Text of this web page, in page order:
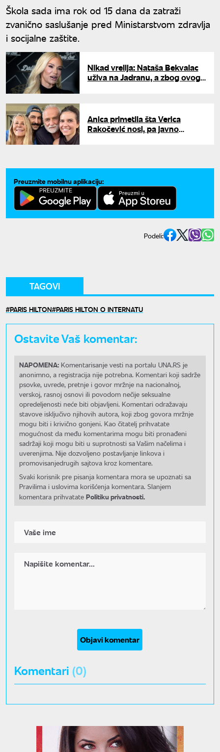
Škola sada ima rok od 15 dana da zatraži
zvanično saslušanje pred Ministarstvom zdravlja
i socijalne zaštite.
Nikad vrelija: Nataša Bekvalac
uživa na Jadranu, a zbog ovog
Anica primetila šta Verica
Rakočević nosi, pa javno
Preuzmite mobilnu aplikaciju:
Podeli:
TAGOVI
PARIS HILTON PARIS HILTON O INTERNATU
Ostavite Vaš komentar:
NAPOMENA: Komentarisanje vesti na portalu UNA.RS je
anonimno, a registracija nije potrebna. Komentari koji sadrže
psovke, uvrede, pretnje i govor mržnje na nacionalnoj,
verskoj, rasnoj osnovi ili povodom nečije seksualne
opredeljenosti neće biti objavljeni. Komentari odražavaju
stavove isključivo njihovih autora, koji zbog govora mržnje
mogu biti i krivično gonjeni. Kao čitatelj prihvatate
mogućnost da među komentarima mogu biti pronađeni
sadržaji koji mogu biti u suprotnosti sa Vašim načelima i
uverenjima. Nije dozvoljeno postavljanje linkova i
promovisanjedrugih sajtova kroz komentare.
Svaki korisnik pre pisanja komentara mora se upoznati sa
Pravilima i uslovima korišćenja komentara. Slanjem
komentara prihvatate Politiku privatnosti.
Objavi komentar
Komentari (0)